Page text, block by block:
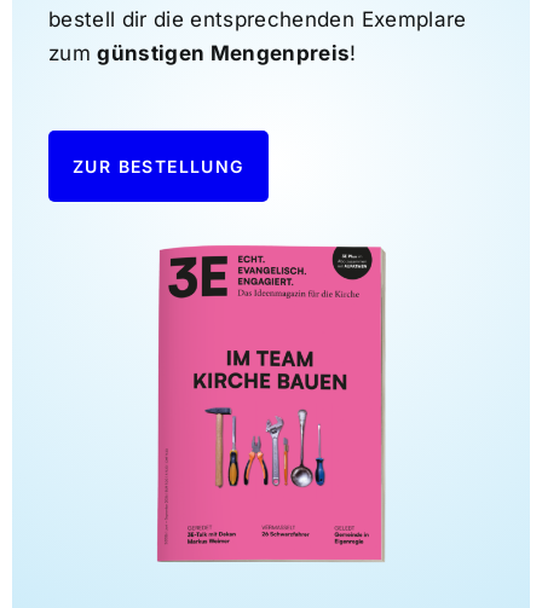
bestell dir die entsprechenden Exemplare
zumgünstigen Mengenpreis!
ZUR BESTELLUNG